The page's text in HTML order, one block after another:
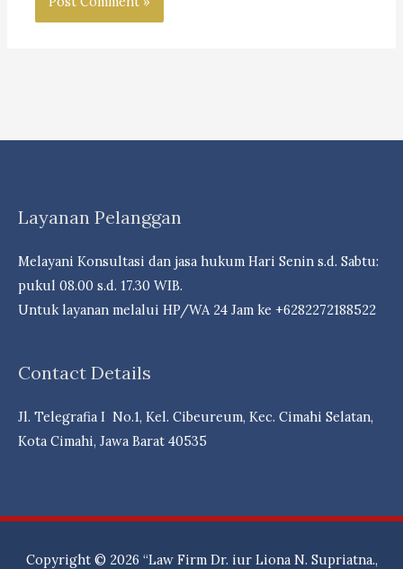
Layanan Pelanggan
Melayani Konsultasi dan jasa hukum Hari Senin s.d. Sabtu:
pukul 08.00 s.d. 17.30 WIB.
Untuk layanan melalui HP/WA 24 Jam ke +6282272188522
Contact Details
Jl. Telegrafia I No.1, Kel. Cibeureum, Kec. Cimahi Selatan,
Kota Cimahi, Jawa Barat 40535
Copyright © 2026 “Law Firm Dr. iur Liona N. Supriatna.,